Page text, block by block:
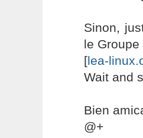
Sinon,
le
[lea-
Wait and
Bien
@+